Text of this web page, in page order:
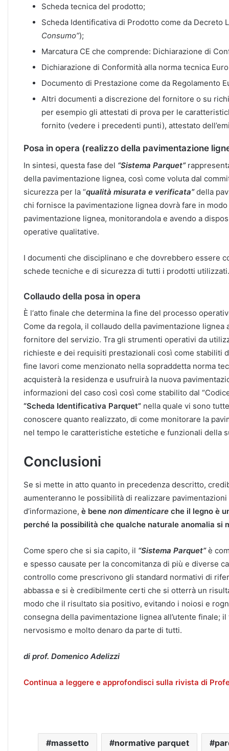
Scheda tecnica del prodotto;
Scheda Identificativa di Prodotto come da
Consumo”);
Marcatura CE che comprende: Dichiarazione di
Dichiarazione di Conformità alla norma tecnica
Documento di Prestazione come da Regolamento
Altri documenti a discrezione del fornitore o su
per esempio gli attestati di prova per le
fornito (vedere i precedenti punti), attestato
Posa in opera (realizzo della pavimentazione
In sintesi, questa fase del “Sistema Parquet”
della pavimentazione lignea, così come voluta dal
sicurezza per la “qualità misurata e verificata”della
chi fornisce la pavimentazione lignea dovrà fare in
pavimentazione lignea, monitorandola e avendo a
operative qualitative.
I documenti che disciplinano e che dovrebbero essere
schede tecniche e di sicurezza di tutti i prodotti utilizzati.
Collaudo della posa in opera
È l‘atto finale che determina la fine del processo
Come da regola, il collaudo della pavimentazione
fornitore del servizio. Tra gli strumenti operativi da
richieste e dei requisiti prestazionali così come stabiliti
fine lavori come menzionato nella sopraddetta norma
acquisterà la residenza e usufruirà la nuova
informazioni del caso così così come stabilito dal
“Scheda Identificativa Parquet” nella quale vi sono
conoscere quanto realizzato, di come monitorare la
nel tempo le caratteristiche estetiche e funzionali della
Conclusioni
Se si mette in atto quanto in precedenza descritto,
aumenteranno le possibilità di realizzare
d’informazione, è bene non dimenticare che il legno è
perché la possibilità che qualche naturale anomalia si
Come spero che si sia capito, il “Sistema Parquet”è
e spesso causate per la concomitanza di più e diverse
controllo come prescrivono gli standard normativi di
abbassa e si è credibilmente certi che si otterrà un
modo che il risultato sia positivo, evitando i noiosi e
consegna della pavimentazione lignea all’utente finale;
nervosismo e molto denaro da parte di tutti.
di prof. Domenico Adelizzi
Continua a leggere e approfondisci sulla rivista di
massetto normative parquet